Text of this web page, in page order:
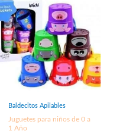
Baldecitos Apilables
Juguetes para niños de 0 a
1 Año